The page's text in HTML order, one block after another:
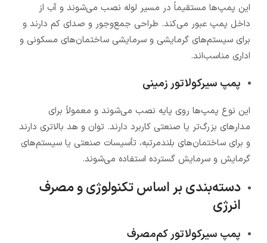
این پمپ‌ها مستقیماً در مسیر لوله نصب می‌شوند و آب از
داخل پمپ عبور می‌کند. طراحی جمع‌وجور و صدای کم دارند و
برای سیستم‌های گرمایشی و سرمایشی ساختمان‌های مسکونی و
اداری مناسب‌اند.
پمپ سیرکولاتور زمینی
این نوع پمپ‌ها روی پایه نصب می‌شوند و معمولاً برای
مدارهای بزرگ‌تر یا صنعتی کاربرد دارند. توان و هد بالاتری دارند
و برای ساختمان‌های بلندمرتبه، تأسیسات صنعتی یا سیستم‌های
گرمایش و سرمایش گسترده استفاده می‌شوند.
دسته‌بندی بر اساس تکنولوژی و مصرف
انرژی
پمپ سیرکولاتور کم‌مصرف